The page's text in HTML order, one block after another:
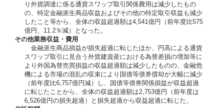
り外貨調達に係る通貨スワップ取引関係費用は減少したもの
の、特定金融派生商品収益およびその他の特定取引収益も減少
したこと等から、全体の収益超過額は4,541億円（前年度比575
億円、11.2％減）となった。
その他業務収益・費用
金融派生商品損益が損失超過に転じたほか、円高による通貨
スワップ取引に見合う外貨建資産における為替差損の増加等に
より外国為替売買損益の収益超過額は減少したものの、金融危
機による市場の混乱の収束により国債等債券償却が大幅に減少
（前年度比6,757億円減）し、国債等債券関係損益が収益超過
に転じたことから、全体の収益超過額は2,753億円（前年度は
6,526億円の損失超過）と損失超過から収益超過に転じた。